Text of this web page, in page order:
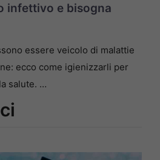
infettivo e bisogna
essere veicolo di malattie
ecco come igienizzarli per
salute. …